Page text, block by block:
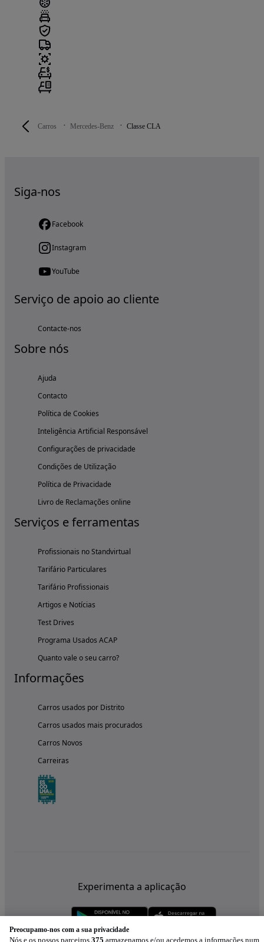
Carros Mercedes-Benz Classe CLA
Siga-nos
Facebook
Instagram
YouTube
Serviço de apoio ao cliente
Contacte-nos
Sobre nós
Ajuda
Contacto
Política de Cookies
Inteligência Artificial Responsável
Configurações de privacidade
Condições de Utilização
Política de Privacidade
Livro de Reclamações online
Serviços e ferramentas
Profissionais no Standvirtual
Tarifário Particulares
Tarifário Profissionais
Artigos e Notícias
Test Drives
Programa Usados ACAP
Quanto vale o seu carro?
Informações
Carros usados por Distrito
Carros usados mais procurados
Carros Novos
Carreiras
Experimenta a aplicação
Preocupamo-nos com a sua privacidade
Nós e os nossos parceiros 375 armazenamos e/ou acedemos a informações num